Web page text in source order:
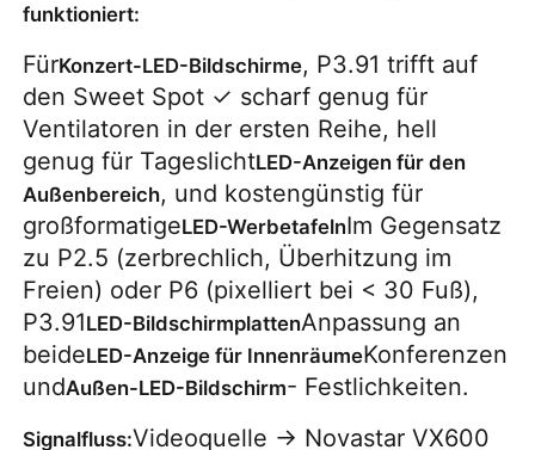
funktioniert:
FürKonzert-LED-Bildschirme, P3.91 trifft auf
den Sweet Spot ✓ scharf genug für
Ventilatoren in der ersten Reihe, hell
genug für TageslichtLED-Anzeigen für den
Außenbereich, und kostengünstig für
großformatigeLED-WerbetafelnIm Gegensatz
zu P2.5 (zerbrechlich, Überhitzung im
Freien) oder P6 (pixelliert bei < 30 Fuß),
P3.91LED-BildschirmplattenAnpassung an
beideLED-Anzeige für InnenräumeKonferenzen
undAußen-LED-Bildschirm- Festlichkeiten.
Signalfluss:Videoquelle → Novastar VX600